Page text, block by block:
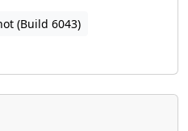
(Build 6043)